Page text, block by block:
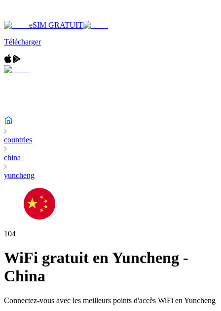
eSIM GRATUIT
Télécharger
countries
china
yuncheng
104
WiFi gratuit enYuncheng -
China
Connectez-vous avec les meilleurs points d'accès WiFi en Yuncheng